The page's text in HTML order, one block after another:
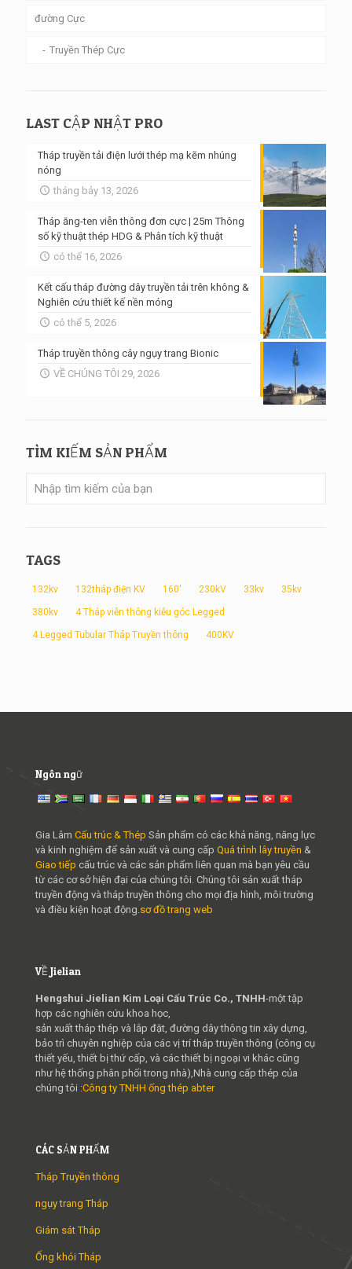
đường Cực
Truyền Thép Cực
LAST CẬP NHẬT PRO
Tháp truyền tải điện lưới thép mạ kẽm nhúng
nóng
tháng bảy 13, 2026
Tháp ăng-ten viễn thông đơn cực | 25m Thông
số kỹ thuật thép HDG & Phân tích kỹ thuật
có thể 16, 2026
Kết cấu tháp đường dây truyền tải trên không &
Nghiên cứu thiết kế nền móng
có thể 5, 2026
Tháp truyền thông cây ngụy trang Bionic
VỀ CHÚNG TÔI 29, 2026
TÌM KIẾM SẢN PHẨM
TAGS
132kv 132tháp điện KV 160' 230kV 33kv 35kv
380kv 4 Tháp viễn thông kiễu góc Legged
4 Legged Tubular Tháp Truyền thông 400KV
Ngôn ngữ
Gia Lâm Cấu trúc & Thép Sản phẩm có các khả năng, năng lực
và kinh nghiệm để sản xuất và cung cấp Quá trình lây truyền &
Giao tiếp cấu trúc và các sản phẩm liên quan mà bạn yêu cầu
từ các cơ sở hiện đại của chúng tôi. Chúng tôi sản xuất tháp
truyền động và tháp truyền thông cho mọi địa hình, môi trường
và điều kiện hoạt động. sơ đồ trang web
VỀ Jielian
Hengshui Jielian Kim Loại Cấu Trúc Co., TNHH-một tập
hợp các nghiên cứu khoa học,
sản xuất tháp thép và lắp đặt, đường dây thông tin xây dựng,
bảo trì chuyên nghiệp của các vị trí tháp truyền thông (công cụ
thiết yếu, thiết bị thứ cấp, và các thiết bị ngoại vi khác cũng
như hệ thống phân phối trong nhà),Nhà cung cấp thép của
chúng tôi :Công ty TNHH ống thép abter
CÁC SẢN PHẨM
Tháp Truyền thông
ngụy trang Tháp
Giám sát Tháp
Ống khói Tháp